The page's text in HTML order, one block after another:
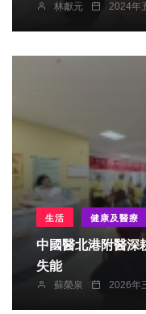
林獻元 2024年
生活 健康及醫療
中國醫北港附醫
失能
蘇榮泉 2026年